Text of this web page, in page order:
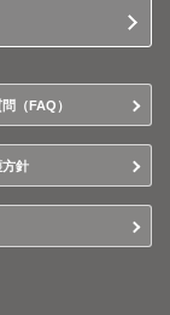
（FAQ）
方針